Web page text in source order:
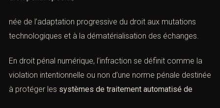
technologique. Elles constituent une branche spécifique
dudroit pénal spécial,
née de l’adaptation progressive du droit aux mutations
technologiques et à la dématérialisation des échanges.